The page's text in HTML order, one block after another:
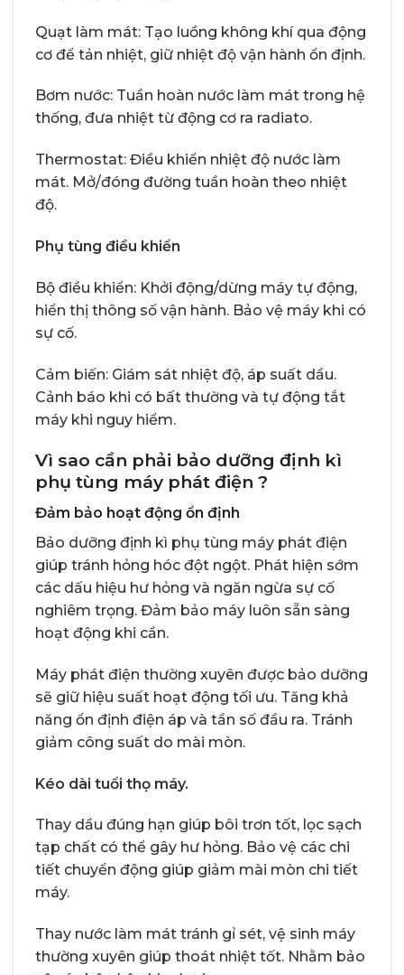
Quạt làm mát: Tạo luồng không khí qua động
cơ để tản nhiệt, giữ nhiệt độ vận hành ổn định.
Bơm nước: Tuần hoàn nước làm mát trong hệ
thống, đưa nhiệt từ động cơ ra radiato.
Thermostat: Điều khiển nhiệt độ nước làm
mát. Mở/đóng đường tuần hoàn theo nhiệt
độ.
Phụ tùng điều khiển
Bộ điều khiển: Khởi động/dừng máy tự động,
hiển thị thông số vận hành. Bảo vệ máy khi có
sự cố.
Cảm biến: Giám sát nhiệt độ, áp suất dầu.
Cảnh báo khi có bất thường và tự động tắt
máy khi nguy hiểm.
Vì sao cần phải bảo dưỡng định kì
phụ tùng máy phát điện ?
Đảm bảo hoạt động ổn định
Bảo dưỡng định kì phụ tùng máy phát điện
giúp tránh hỏng hóc đột ngột. Phát hiện sớm
các dấu hiệu hư hỏng và ngăn ngừa sự cố
nghiêm trọng. Đảm bảo máy luôn sẵn sàng
hoạt động khi cần.
Máy phát điện thường xuyên được bảo dưỡng
sẽ giữ hiệu suất hoạt động tối ưu. Tăng khả
năng ổn định điện áp và tần số đầu ra. Tránh
giảm công suất do mài mòn.
Kéo dài tuổi thọ máy.
Thay dầu đúng hạn giúp bôi trơn tốt, lọc sạch
tạp chất có thể gây hư hỏng. Bảo vệ các chi
tiết chuyển động giúp giảm mài mòn chi tiết
máy.
Thay nước làm mát tránh gỉ sét, vệ sinh máy
thường xuyên giúp thoát nhiệt tốt. Nhằm bảo